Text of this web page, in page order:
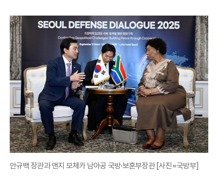
안규백 장관과 앤지 모체카 남아공 국방·보훈부장관 [사진=국방부]